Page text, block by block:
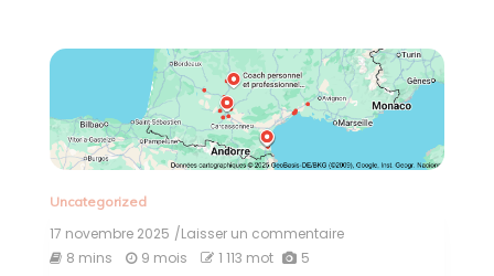
Uncategorized
17 novembre 2025 /Laisser un commentaireon
8 mins 9 mois 1 113 mot 5